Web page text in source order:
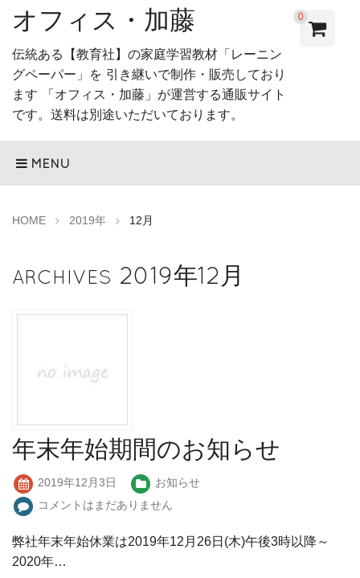
オフィス・加藤
伝統ある【教育社】の家庭学習教材「レーニン
グペーパー」を 引き継いで制作・販売しており
ます 「オフィス・加藤」が運営する通販サイト
です。送料は別途いただいております。
0
MENU
HOME 2019年 12月
ARCHIVES 2019年12月
年末年始期間のお知らせ
2019年12月3日
お知らせ
コメントはまだありません
弊社年末年始休業は2019年12月26日(木)午後3時以降～
2020年…